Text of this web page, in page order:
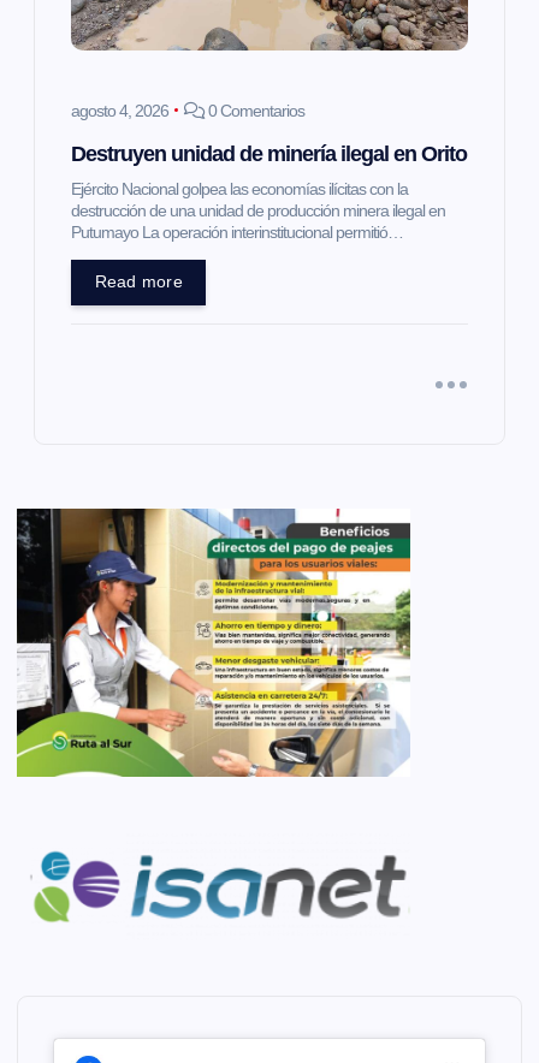
agosto 4, 2026 0 Comentarios
Destruyen unidad de minería ilegal en Orito
Ejército Nacional golpea las economías ilícitas con la
destrucción de una unidad de producción minera ilegal en
Putumayo La operación interinstitucional permitió…
Read more